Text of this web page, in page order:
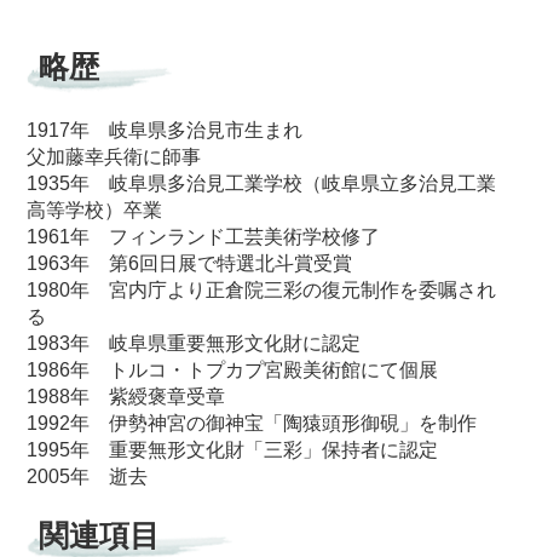
略歴
1917年 岐阜県多治見市生まれ
父加藤幸兵衛に師事
1935年 岐阜県多治見工業学校（岐阜県立多治見工業
高等学校）卒業
1961年 フィンランド工芸美術学校修了
1963年 第6回日展で特選北斗賞受賞
1980年 宮内庁より正倉院三彩の復元制作を委嘱され
る
1983年 岐阜県重要無形文化財に認定
1986年 トルコ・トプカプ宮殿美術館にて個展
1988年 紫綬褒章受章
1992年 伊勢神宮の御神宝「陶猿頭形御硯」を制作
1995年 重要無形文化財「三彩」保持者に認定
2005年 逝去
関連項目